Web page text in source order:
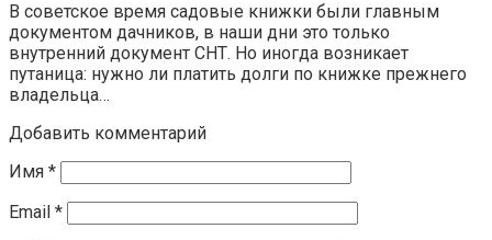
В советское время садовые книжки были главным
документом дачников, в наши дни это только
внутренний документ СНТ. Но иногда возникает
путаница: нужно ли платить долги по книжке прежнего
владельца…
Добавить комментарий
Имя *
Email *